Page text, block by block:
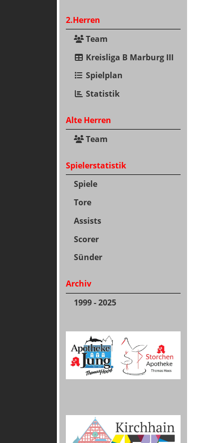
2.Herren
Team
Kreisliga B Marburg III
Spielplan
Statistik
Alte Herren
Team
Spielerstatistik
Spiele
Tore
Assists
Scorer
Sünder
Archiv
1999 - 2025